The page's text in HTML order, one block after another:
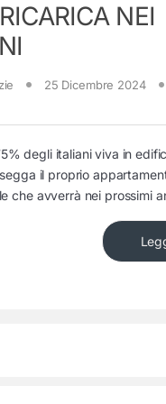
NEI
25 Dicembre 2024
degli italiani viva in
il proprio
che avverrà nei prossimi